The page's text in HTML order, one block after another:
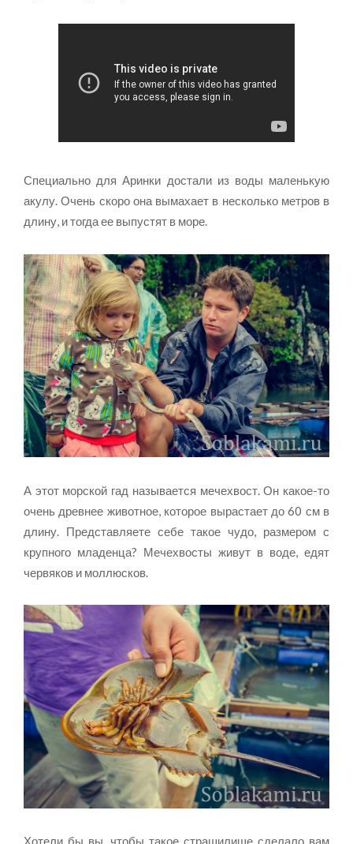
Специально для Аринки достали из воды маленькую
акулу. Очень скоро она вымахает в несколько метров в
длину, и тогда ее выпустят в море.
А этот морской гад называется мечехвост. Он какое-то
очень древнее животное, которое вырастает до 60 см в
длину. Представляете себе такое чудо, размером с
крупного младенца? Мечехвосты живут в воде, едят
червяков и моллюсков.
Хотели бы вы, чтобы такое страшилище сделало вам